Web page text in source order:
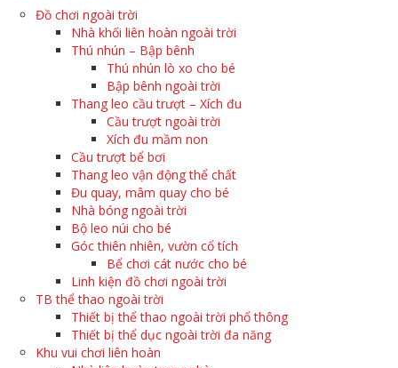
Đồ chơi ngoài trời
Nhà khối liên hoàn ngoài trời
Thú nhún – Bập bênh
Thú nhún lò xo cho bé
Bập bênh ngoài trời
Thang leo cầu trượt – Xích đu
Cầu trượt ngoài trời
Xích đu mầm non
Cầu trượt bể bơi
Thang leo vận động thể chất
Đu quay, mâm quay cho bé
Nhà bóng ngoài trời
Bộ leo núi cho bé
Góc thiên nhiên, vườn cổ tích
Bể chơi cát nước cho bé
Linh kiện đồ chơi ngoài trời
TB thể thao ngoài trời
Thiết bị thể thao ngoài trời phổ thông
Thiết bị thể dục ngoài trời đa năng
Khu vui chơi liên hoàn